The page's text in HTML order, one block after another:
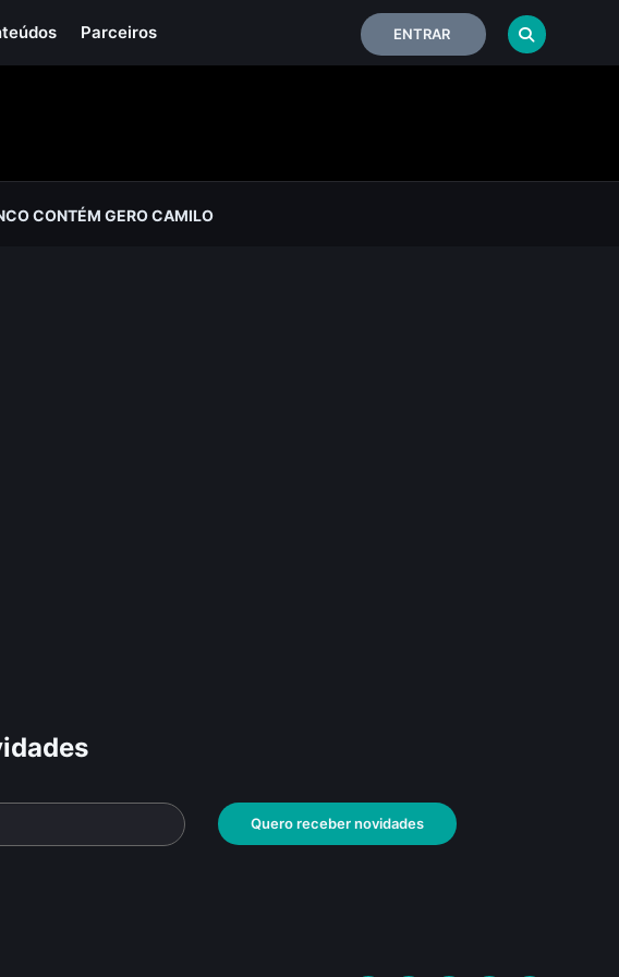
Parceiros ENTRAR
CONTÉM GERO CAMILO
Quero receber novidades